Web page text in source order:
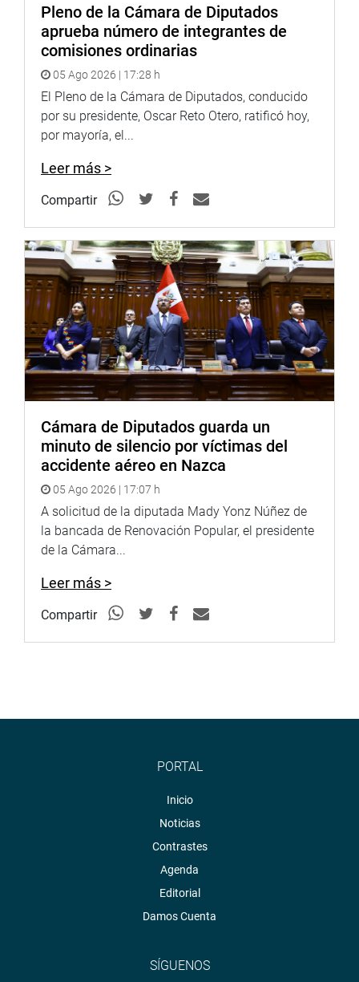
Pleno de la Cámara de Diputados
aprueba número de integrantes de
comisiones ordinarias
05 Ago 2026 | 17:28 h
El Pleno de la Cámara de Diputados, conducido
por su presidente, Oscar Reto Otero, ratificó hoy,
por mayoría, el...
Leer más >
Compartir
Cámara de Diputados guarda un
minuto de silencio por víctimas del
accidente aéreo en Nazca
05 Ago 2026 | 17:07 h
A solicitud de la diputada Mady Yonz Núñez de
la bancada de Renovación Popular, el presidente
de la Cámara...
Leer más >
Compartir
PORTAL
Inicio
Noticias
Contrastes
Agenda
Editorial
Damos Cuenta
SÍGUENOS